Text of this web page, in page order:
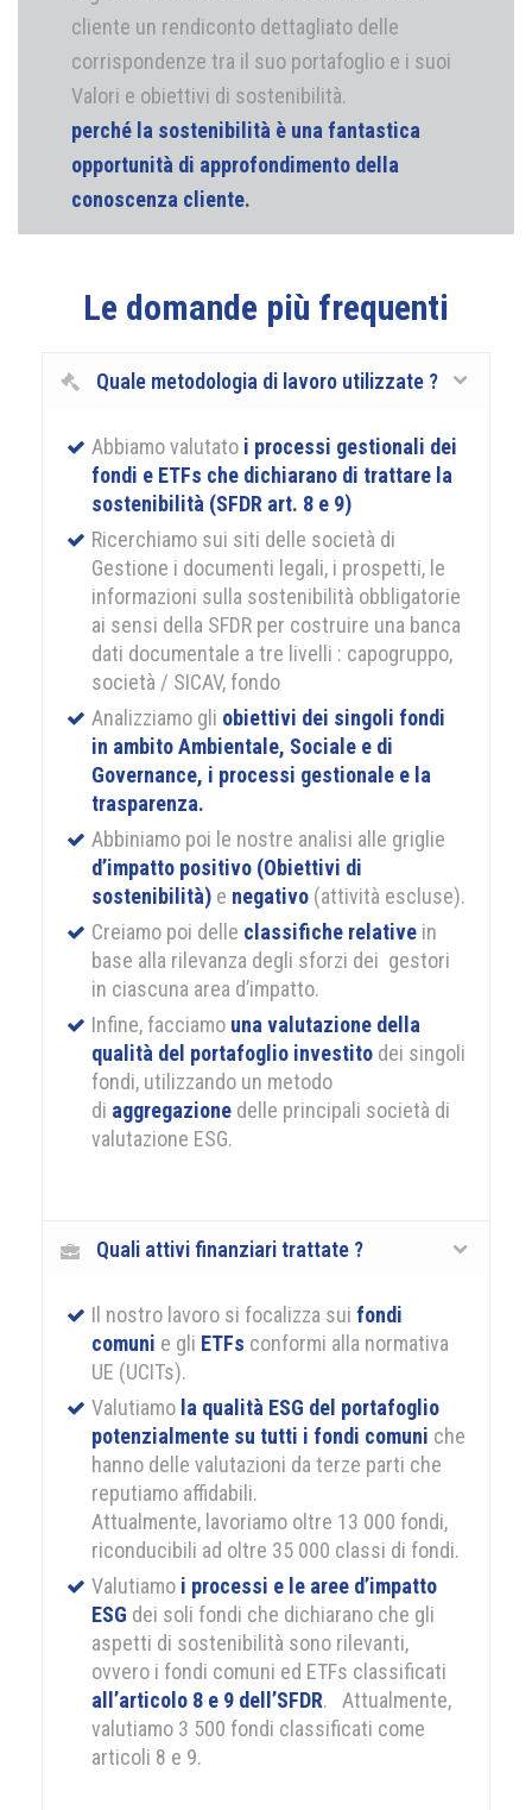
cliente un rendiconto dettagliato delle
corrispondenze tra il suo portafoglio e i suoi
Valori e obiettivi di sostenibilità.
perché la sostenibilità è una fantastica
opportunità di approfondimento della
conoscenza cliente.
Le domande più frequenti
Quale metodologia di lavoro utilizzate ?
Abbiamo valutato i processi gestionali dei
fondi e ETFs che dichiarano di trattare la
sostenibilità (SFDR art. 8 e 9)
Ricerchiamo sui siti delle società di
Gestione i documenti legali, i prospetti, le
informazioni sulla sostenibilità obbligatorie
ai sensi della SFDR per costruire una banca
dati documentale a tre livelli : capogruppo,
società / SICAV, fondo
Analizziamo gli obiettivi dei singoli fondi
in ambito Ambientale, Sociale e di
Governance, i processi gestionale e la
trasparenza.
Abbiniamo poi le nostre analisi alle griglie
d’impatto positivo (Obiettivi di
sostenibilità) e negativo (attività escluse).
Creiamo poi delle classifiche relative in
base alla rilevanza degli sforzi dei gestori
in ciascuna area d’impatto.
Infine, facciamo una valutazione della
qualità del portafoglio investito dei singoli
fondi, utilizzando un metodo
di aggregazione delle principali società di
valutazione ESG.
Quali attivi finanziari trattate ?
Il nostro lavoro si focalizza sui fondi
comuni e gli ETFs conformi alla normativa
UE (UCITs).
Valutiamo la qualità ESG del portafoglio
potenzialmente su tutti i fondi comuni che
hanno delle valutazioni da terze parti che
reputiamo affidabili.
Attualmente, lavoriamo oltre 13 000 fondi,
riconducibili ad oltre 35 000 classi di fondi.
Valutiamo i processi e le aree d’impatto
ESG dei soli fondi che dichiarano che gli
aspetti di sostenibilità sono rilevanti,
ovvero i fondi comuni ed ETFs classificati
all’articolo 8 e 9 dell’SFDR. Attualmente,
valutiamo 3 500 fondi classificati come
articoli 8 e 9.